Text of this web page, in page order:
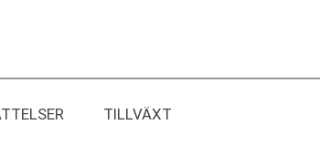
TILLVÄXT